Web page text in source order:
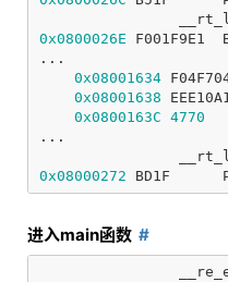
0x0800026E
F001F9E1
...
0x08001634
0x08001638
0x0800163C 4770
...
0x08000272
BD1F
进入main函数